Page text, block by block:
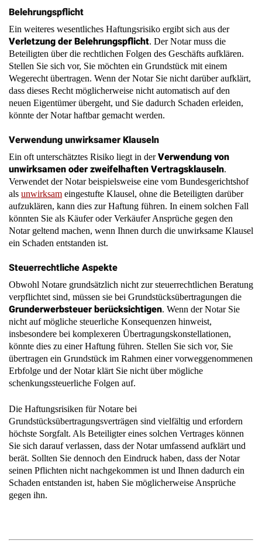
Beteiligten über die rechtlichen Folgen des Geschäfts aufklären.
Stellen Sie sich vor, Sie möchten ein Grundstück mit einem
Wegerecht übertragen. Wenn der Notar Sie nicht darüber aufklärt,
dass dieses Recht möglicherweise nicht automatisch auf den
neuen Eigentümer übergeht, und Sie dadurch Schaden erleiden,
könnte der Notar haftbar gemacht werden.
Verwendung unwirksamer Klauseln
Ein oft unterschätztes Risiko liegt in derVerwendung von
Verwendet der Notar beispielsweise eine vom Bundesgerichtshof
als
unwirksam eingestufte Klausel, ohne die Beteiligten darüber
aufzuklären, kann dies zur Haftung führen. In einem solchen Fall
könnten Sie als Käufer oder Verkäufer Ansprüche gegen den
Notar geltend machen, wenn Ihnen durch die unwirksame Klausel
ein Schaden entstanden ist.
Steuerrechtliche Aspekte
Obwohl Notare grundsätzlich nicht zur steuerrechtlichen Beratung
Grunderwerbsteuer berücksichtigen
nicht auf mögliche steuerliche Konsequenzen hinweist,
insbesondere bei komplexeren Übertragungskonstellationen,
könnte dies zu einer Haftung führen. Stellen Sie sich vor, Sie
übertragen ein Grundstück im Rahmen einer vorweggenommenen
Erbfolge und der Notar klärt Sie nicht über mögliche
schenkungssteuerliche Folgen auf.
Die Haftungsrisiken für Notare bei
Grundstücksübertragungsverträgen sind vielfältig und erfordern
höchste Sorgfalt. Als Beteiligter eines solchen Vertrages können
Sie sich darauf verlassen, dass der Notar umfassend aufklärt und
berät. Sollten Sie dennoch den Eindruck haben, dass der Notar
seinen Pflichten nicht nachgekommen ist und Ihnen dadurch ein
Schaden entstanden ist, haben Sie möglicherweise Ansprüche
gegen ihn.